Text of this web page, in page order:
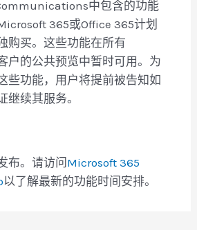
中包含的功能
365或Office 365计划
购买。这些功能在所有
户的公共预览中暂时可用。为
些功能，用户将提前被告知如
继续其服务。
布。请访问Microsoft 365
以了解最新的功能时间安排。